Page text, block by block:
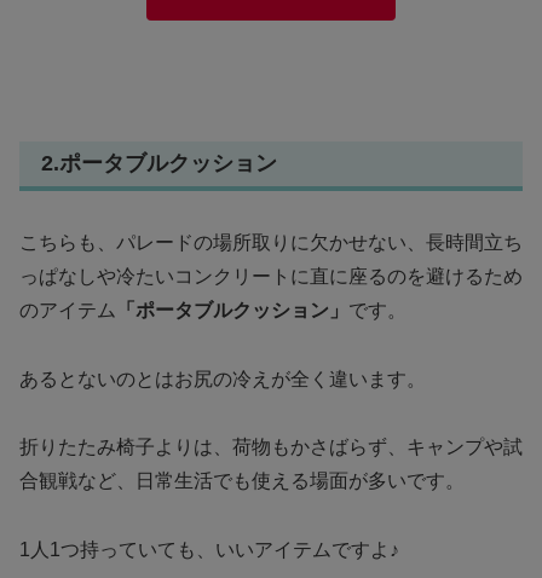
2.ポータブルクッション
こちらも、パレードの場所取りに欠かせない、長時間立ち
っぱなしや冷たいコンクリートに直に座るのを避けるため
のアイテム
「ポータブルクッション」 です。
あるとないのとはお尻の冷えが全く違います。
折りたたみ椅子よりは、荷物もかさばらず、キャンプや試
合観戦など、日常生活でも使える場面が多いです。
1人1つ持っていても、いいアイテムですよ♪